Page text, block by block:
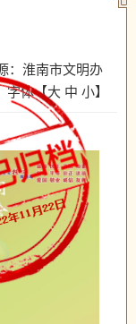
：淮南市文明办
字体【大 中 小】